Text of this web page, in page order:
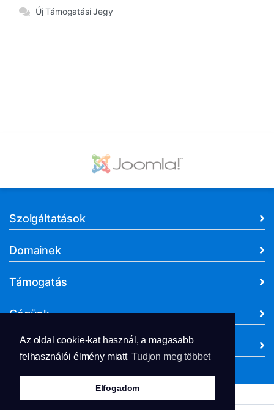
Az oldal cookie-kat használ, a magasabb
felhasználói élmény miatt Tudjon meg többet
Elfogadom
Új Támogatási Jegy
Szolgáltatások
Domainek
Támogatás
Cégünk
Dokumentumok